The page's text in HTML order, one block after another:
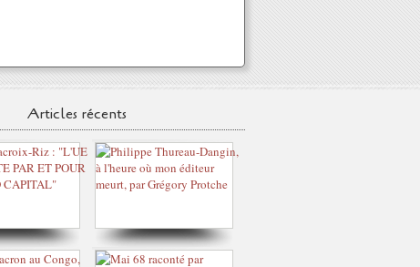
Articles récents